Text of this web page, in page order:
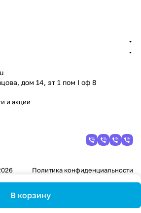
В корзину
дом 14, эт 1 пом I оф 8
и акции
Политика конфиденциальности